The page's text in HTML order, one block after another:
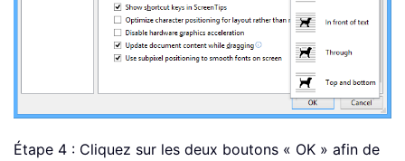
Étape 4 : Cliquez sur les deux boutons « OK » afin de